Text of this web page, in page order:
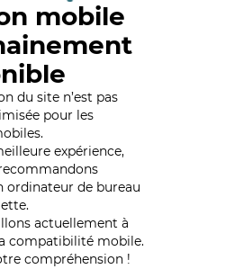
mobile
du site n’est pas
pour les
expérience,
ordinateur de bureau
actuellement à
compatibilité mobile.
compréhension !